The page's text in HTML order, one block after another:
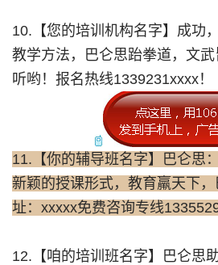
10.【您的培训机构名字】成功
教学方法，巴仑思跆拳道，文
听哟！报名热线1339231xxxx！
11.【你的辅导班名字】巴仑思
新颖的授课形式，教育羸天下
址：xxxxx免费咨询专线
12.【咱的培训班名字】巴仑